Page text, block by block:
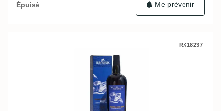
Épuisé Me prévenir
Rum Shark Travellers Cognac Finish 2006
RX18237